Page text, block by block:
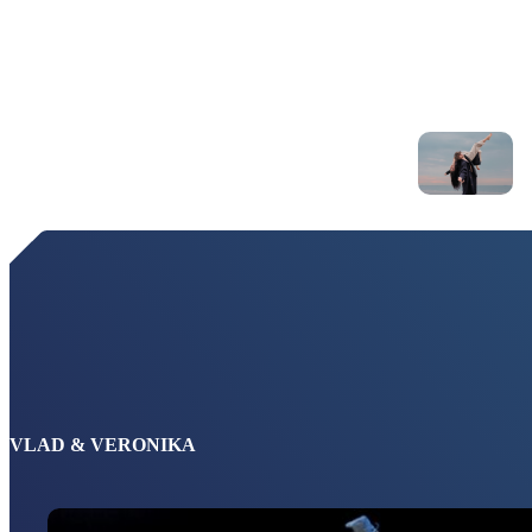
VLAD & VERONIKA